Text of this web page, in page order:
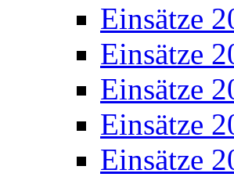
Einsätze
Einsätze
Einsätze
Einsätze
Einsätze